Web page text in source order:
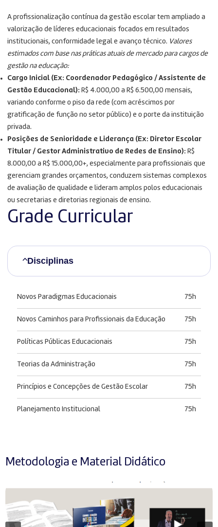
A profissionalização contínua da gestão escolar tem ampliado a
valorização de líderes educacionais focados em resultados
institucionais, conformidade legal e avanço técnico. Valores
estimados com base nas práticas atuais de mercado para cargos de
gestão na educação:
Cargo Inicial (Ex: Coordenador Pedagógico / Assistente de
Gestão Educacional): R$ 4.000,00 a R$ 6.500,00 mensais,
variando conforme o piso da rede (com acréscimos por
gratificação de função no setor público) e o porte da instituição
privada.
Posições de Senioridade e Liderança (Ex: Diretor Escolar
Titular / Gestor Administrativo de Redes de Ensino): R$
8.000,00 a R$ 15.000,00+, especialmente para profissionais que
gerenciam grandes orçamentos, conduzem sistemas complexos
de avaliação de qualidade e lideram amplos polos educacionais
ou secretarias e diretorias regionais de ensino.
Grade Curricular
Disciplinas
Novos Paradigmas Educacionais 75h
Novos Caminhos para Profissionais da Educação 75h
Políticas Públicas Educacionais 75h
Teorias da Administração 75h
Princípios e Concepções de Gestão Escolar 75h
Planejamento Institucional 75h
Metodologia e Material Didático